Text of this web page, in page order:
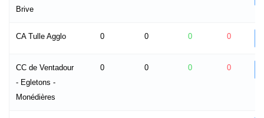
Brive
CA Tulle Agglo 0 0 0 0
CC de Ventadour
- Egletons -
Monédières
0 0 0 0